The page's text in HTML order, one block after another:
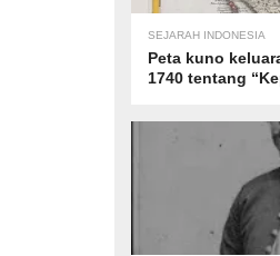
SEJARAH INDONESIA
Peta kuno
1740 tentang